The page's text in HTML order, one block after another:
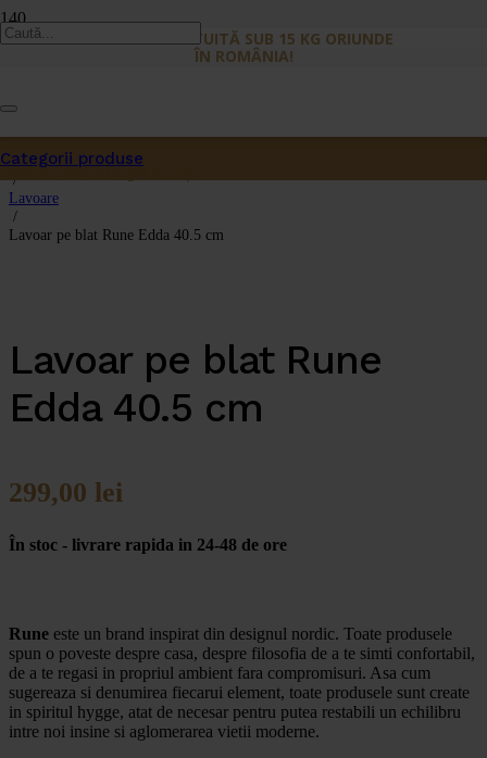
LIVRARE GRATUITĂ SUB 15 KG ORIUNDE
ÎN ROMÂNIA!
Produsa fost adăugat în coș.
Categorii produse
Prima pagină
/
Lavoare
/
Lavoar pe blat Rune Edda 40.5 cm
Lavoar pe blat Rune
Edda 40.5 cm
299,00 lei
În stoc - livrare rapida in 24-48 de ore
Rune este un brand inspirat din designul nordic. Toate produsele
spun o poveste despre casa, despre filosofia de a te simti confortabil,
de a te regasi in propriul ambient fara compromisuri. Asa cum
sugereaza si denumirea fiecarui element, toate produsele sunt create
in spiritul hygge, atat de necesar pentru putea restabili un echilibru
intre noi insine si aglomerarea vietii moderne.